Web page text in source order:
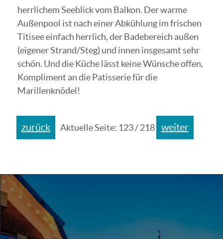
herrlichem Seeblick vom Balkon. Der warme
Außenpool ist nach einer Abkühlung im frischen
Titisee einfach herrlich, der Badebereich außen
(eigener Strand/Steg) und innen insgesamt sehr
schön. Und die Küche lässt keine Wünsche offen,
Kompliment an die Patisserie für die
Marillenknödel!
zurück Aktuelle Seite: 123 / 218 weiter